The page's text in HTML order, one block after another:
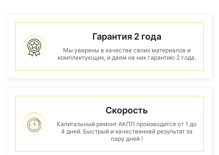
Гарантия 2 года
Мы уверены в качестве своих материалов и
комплектующих, и даем на них гарантию 2 года.
Скорость
Капитальный ремонт АКПП производится от 1 до
4 дней. Быстрый и качественнвй результат за
пару дней !